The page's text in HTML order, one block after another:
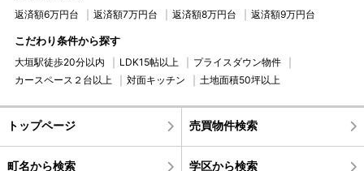
返済額6万円台 返済額7万円台 返済額8万円台 返済額9万円台
こだわり条件から探す
大垣駅徒歩20分以内 LDK15帖以上
プライスダウン物件
カースペース２台以上
対面キッチン 土地面積50坪以上
トップページ 売買物件検索
町名から検索 学区から検索